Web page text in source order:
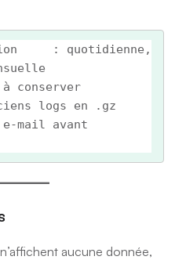
: quotidienne,
conserver
logs en .gz
mail avant
aucune donnée,